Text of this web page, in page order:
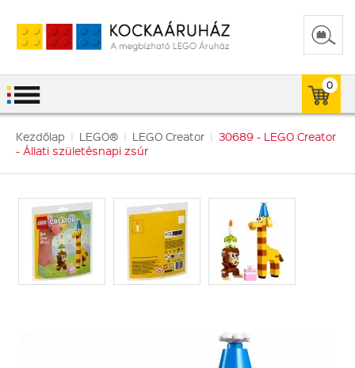
0
Kezdőlap | LEGO® | LEGO Creator | 30689 - LEGO Creator
- Állati születésnapi zsúr